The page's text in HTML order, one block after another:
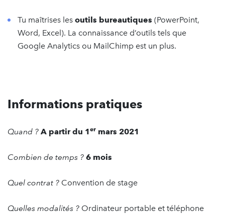
Tu maîtrises les outils bureautiques (PowerPoint,
Word, Excel). La connaissance d’outils tels que
Google Analytics ou MailChimp est un plus.
Informations pratiques
Quand ? A partir du 1er mars 2021
Combien de temps ? 6 mois
Quel contrat ? Convention de stage
Quelles modalités ? Ordinateur portable et téléphone